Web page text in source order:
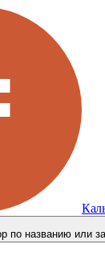
по названию или